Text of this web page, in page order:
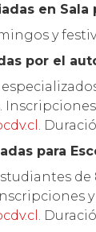
en Sala
y
por el
.
para
de
.